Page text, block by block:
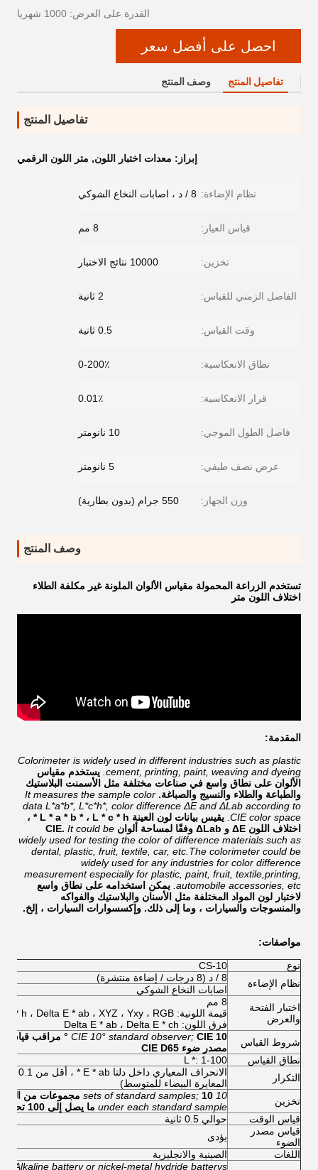
القدرة على العرض: 1000 شهريا
احصل على أفضل سعر
تفاصيل المنتج وصف المنتج
تفاصيل المنتج
إبراز: معدات اختبار اللون, متر اللون الرقمي
نظام الإضاءة: 8 / د ، اصابات النخاع الشوكي
قياس العيار: 8 مم
تخزين: 10000 نتائج الاختبار
الفاصل الزمني للقياس: 2 ثانية
وقت القياس: 0.5 ثانية
نطاق الانعكاسية: 0-200٪
قرار الانعكاسية: 0.01٪
فاصل الطول الموجي: 10 نانومتر
عرض نصف طيفي: 5 نانومتر
وزن الجهاز: 550 جرام (بدون بطارية)
وصف المنتج
تستخدم الزراعة المحمولة مقياس الألوان الملونة غير مكلفة الطلاء
اختلاف اللون متر
المقدمة:
Colorimeter is widely used in different industries such as plastic
cement, printing, paint, weaving and dyeing. يستخدم مقياس
الألوان على نطاق واسع في صناعات مختلفة مثل الأسمنت البلاستيك
والطباعة والطلاء والنسيج والصباغة. It measures the sample color
data L*a*b*, L*c*h*, color difference ΔE and ΔLab according to
CIE color space.
يقيس بيانات لون العينة L * a * b * ، L * c * h * ،
اختلاف اللون ΔE و ΔLab وفقًا لمساحة ألوان CIE.
It could be
widely used for testing the color of difference materials such as
dental, plastic, fruit, textile, car, etc.The colorimeter could be
widely used for any industries for color difference
measurement especially for plastic, paint, fruit, textile,printing,
automobile accessories, etc. يمكن استخدامه على نطاق واسع
لاختبار لون المواد المختلفة مثل الأسنان والبلاستيك والفواكه
والمنسوجات والسيارات ، وما إلى ذلك. وإكسسوارات السيارات ، إلخ.
مواصفات:
نوع
CS-10
نظام الإضاءة
8 / د (8 درجات / إضاءة منتشرة)
اصابات النخاع الشوكي
اختبار الفتحة
والعرض
8 مم
فرق اللون: Delta E * ab ، Delta E * ch
شروط القياس
CIE 10° standard observer; CIE 10 ° مراقب قياسي.
مصدر ضوء CIE D65
نطاق القياس
L *: 1-100
التكرار
المعايرة البيضاء للمتوسط)
تخزين
10 sets of standard samples; 10 مجموعات من العينات القياسية ؛
under each standard sample ما يصل إلى 100 تحت كل عينة قياسية
قياس الوقت
حوالي 0.5 ثانية
قياس مصدر
الضوء
يؤدى
اللغات
الصينية والانجليزية
Alkaline battery or nickel-metal hydride batterys;